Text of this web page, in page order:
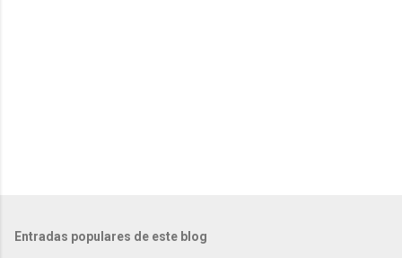
Entradas populares de este blog